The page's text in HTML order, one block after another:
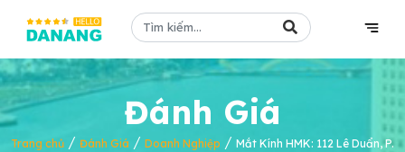
Đánh Giá
Trang chủ / Đánh Giá / Doanh Nghiệp / Mắt Kính HMK: 112 Lê Duẩn, P.